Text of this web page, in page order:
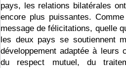
pays, les relations bilatérales
encore plus puissantes.
message de félicitations, quelle
les deux pays se soutiennent
développement adaptée à leurs
du respect mutuel, du